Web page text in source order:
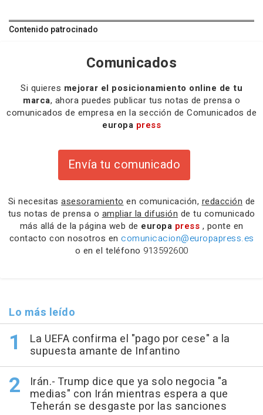
Contenido patrocinado
Comunicados
Si quieres mejorar el posicionamiento online de tu
marca, ahora puedes publicar tus notas de prensa o
comunicados de empresa en la sección de Comunicados de
europa press
Envía tu comunicado
Si necesitas asesoramiento en comunicación, redacción de
tus notas de prensa o ampliar la difusión de tu comunicado
más allá de la página web de europa press , ponte en
contacto con nosotros en comunicacion@europapress.es
o en el teléfono 913592600
Lo más leído
La UEFA confirma el "pago por cese" a la
supuesta amante de Infantino
Irán.- Trump dice que ya solo negocia "a
medias" con Irán mientras espera a que
Teherán se desgaste por las sanciones